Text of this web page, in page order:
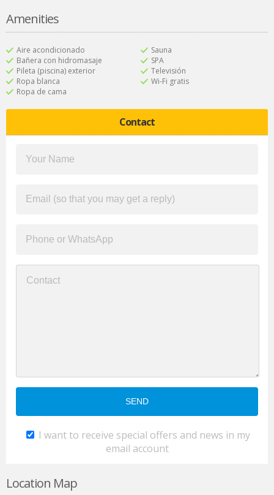
Amenities
Aire acondicionado
Bañera con hidromasaje
Pileta (piscina) exterior
Ropa blanca
Ropa de cama
Sauna
SPA
Televisión
Wi-Fi gratis
Contact
I want to receive special offers and news in my
email account
Location Map